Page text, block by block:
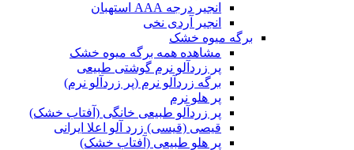
انجیر درجه AAA استهبان
انجیر آردی نخی
برگه میوه خشک
مشاهده همه برگه میوه خشک
پر زردآلو نرم گوشتی طبیعی
برگه زردآلو نرم (پر زردآلو نرم)
پر هلو نرم
پر زردآلو طبیعی خانگی (آفتاب خشک)
قیصی (قیسی) زرد آلو اعلا ایرانی
پر هلو طبیعی (آفتاب خشک)